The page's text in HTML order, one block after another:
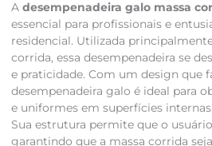
A desempenadeira galo massa
essencial para profissionais e
residencial. Utilizada
corrida, essa desempenadeira se
e praticidade. Com um design que
desempenadeira galo é ideal para
e uniformes em superfícies
Sua estrutura permite que o
garantindo que a massa corrida